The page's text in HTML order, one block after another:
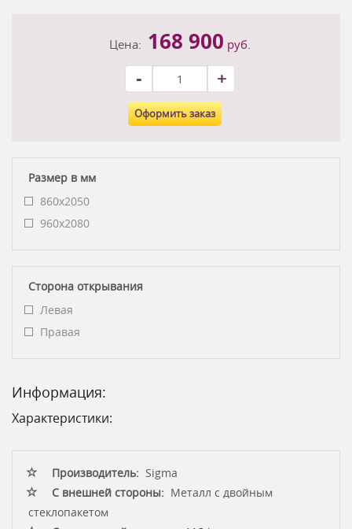
Цена: 168 900 руб.
- +
Оформить заказ
Размер в мм
860x2050
960х2080
Сторона открывания
Левая
Правая
Информация:
Характеристики:
Производитель: Sigma
С внешней стороны: Металл с двойным
стеклопакетом